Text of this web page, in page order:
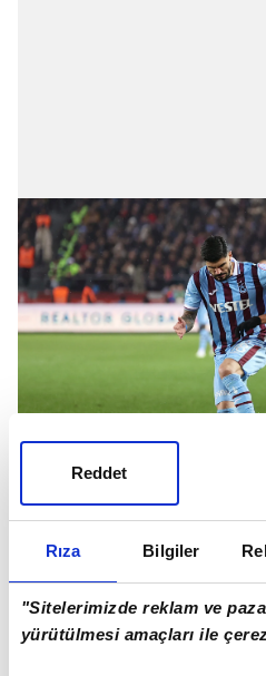
Rıza Bilgiler
"Sitelerimizde reklam ve
yürütülmesi amaçları ile
Reddet
Boey'den gelen
transferlerde kullanma
hedeflediği isimlerle